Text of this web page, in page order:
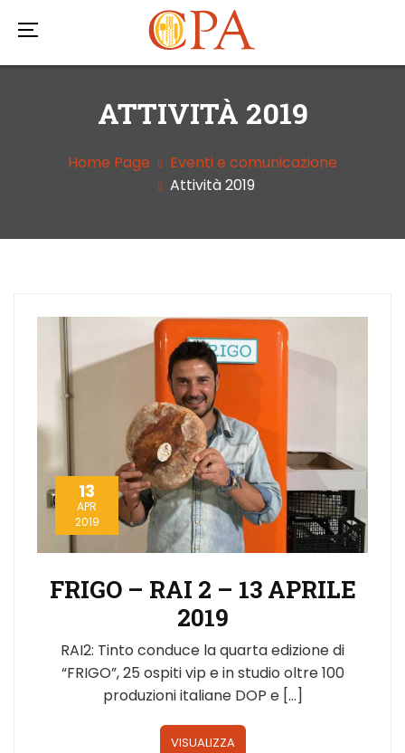
ATTIVITÀ 2019
Home Page
Eventi e comunicazione
Attività 2019
13
APR
2019
FRIGO – RAI 2 – 13 APRILE
2019
RAI2: Tinto conduce la quarta edizione di
“FRIGO”, 25 ospiti vip e in studio oltre 100
produzioni italiane DOP e […]
VISUALIZZA